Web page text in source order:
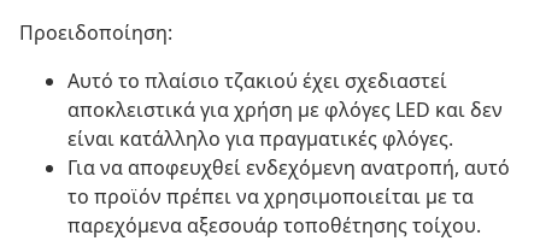
Προειδοποίηση:
Αυτό το πλαίσιο τζακιού έχει σχεδιαστεί
αποκλειστικά για χρήση με φλόγες LED και δεν
είναι κατάλληλο για πραγματικές φλόγες.
Για να αποφευχθεί ενδεχόμενη ανατροπή, αυτό
το προϊόν πρέπει να χρησιμοποιείται με τα
παρεχόμενα αξεσουάρ τοποθέτησης τοίχου.